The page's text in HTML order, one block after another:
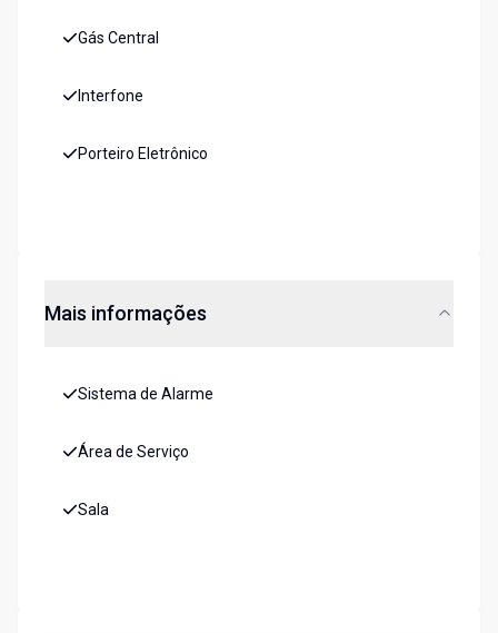
Gás Central
Interfone
Porteiro Eletrônico
Mais informações
Sistema de Alarme
Área de Serviço
Sala